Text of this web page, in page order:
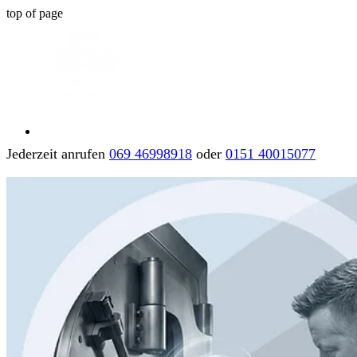
top of page
Jederzeit anrufen 069 46998918 oder 0151 40015077